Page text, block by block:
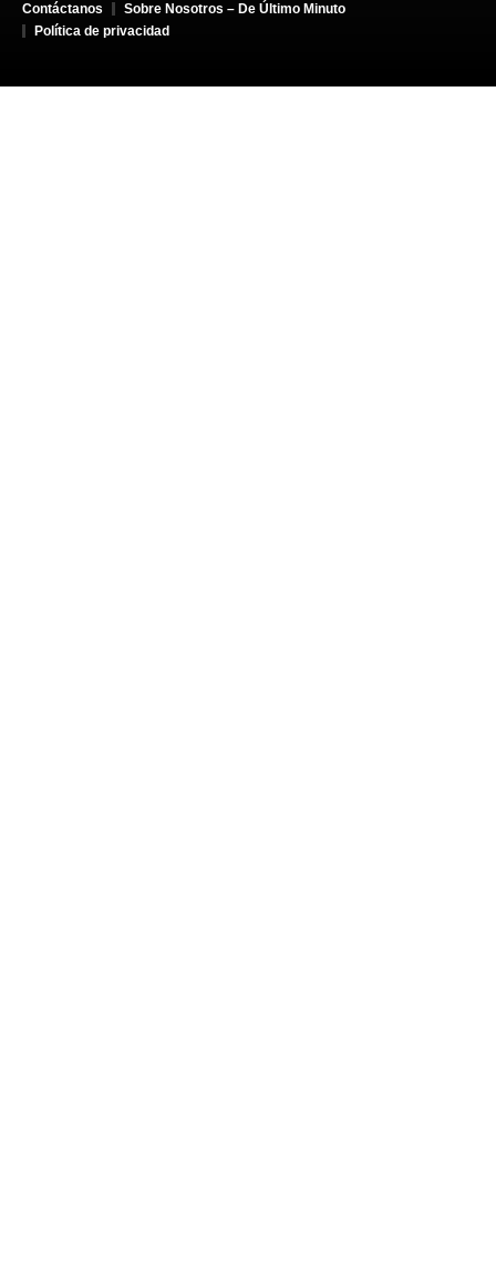
Contáctanos
Sobre Nosotros – De Último Minuto
Política de privacidad